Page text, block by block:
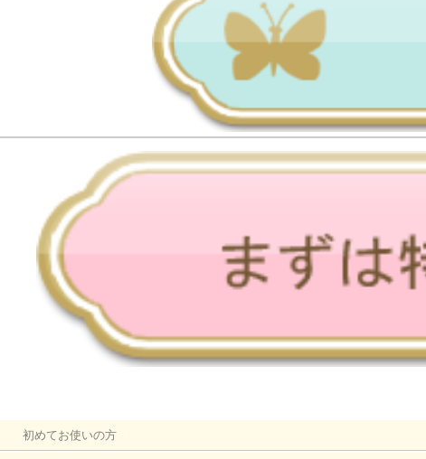
初めてお使いの方